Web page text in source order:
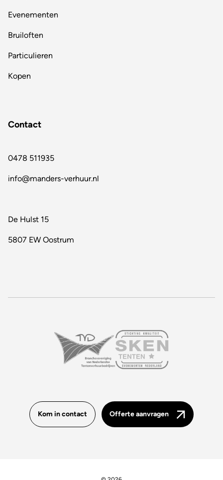
Evenementen
Bruiloften
Particulieren
Kopen
Contact
0478 511935
info@manders-verhuur.nl
De Hulst 15
5807 EW Oostrum
Kom in contact Offerte aanvragen